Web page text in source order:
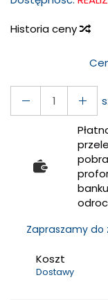
Historia ceny
Zapraszamy do
Koszt
Dostawy